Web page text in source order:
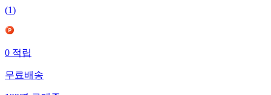
(1)
0적립
무료배송